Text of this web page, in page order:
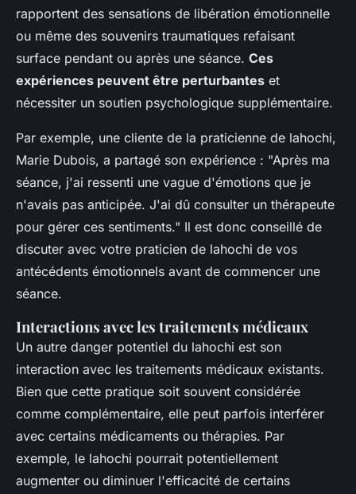
rapportent des sensations de libération émotionnelle
ou même des souvenirs traumatiques refaisant
surface pendant ou après une séance. Ces
expériences peuvent être perturbantes et
nécessiter un soutien psychologique supplémentaire.
Par exemple, une cliente de la praticienne de lahochi,
Marie Dubois, a partagé son expérience : "Après ma
séance, j'ai ressenti une vague d'émotions que je
n'avais pas anticipée. J'ai dû consulter un thérapeute
pour gérer ces sentiments." Il est donc conseillé de
discuter avec votre praticien de lahochi de vos
antécédents émotionnels avant de commencer une
séance.
Interactions avec les traitements médicaux
Un autre danger potentiel du lahochi est son
interaction avec les traitements médicaux existants.
Bien que cette pratique soit souvent considérée
comme complémentaire, elle peut parfois interférer
avec certains médicaments ou thérapies. Par
exemple, le lahochi pourrait potentiellement
augmenter ou diminuer l'efficacité de certains